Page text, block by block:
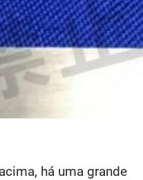
há uma grande